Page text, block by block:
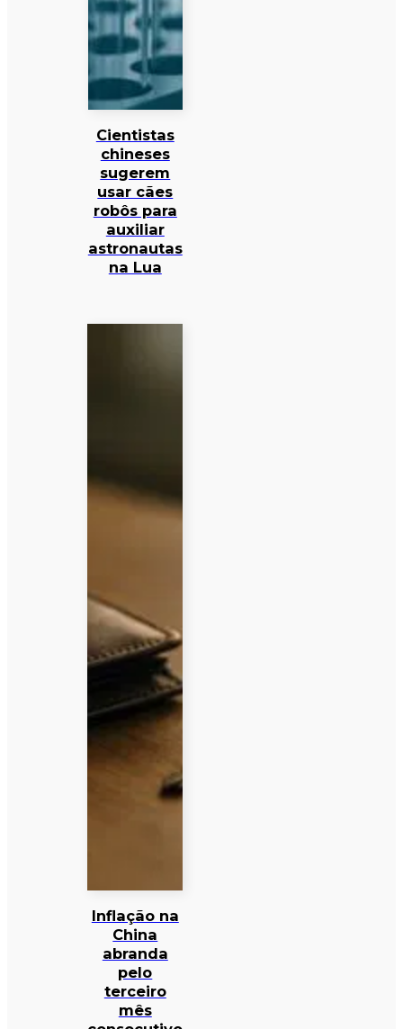
Cientistas
chineses
sugerem
usar cães
robôs para
auxiliar
astronautas
na Lua
Inflação na
China
abranda
pelo
terceiro
mês